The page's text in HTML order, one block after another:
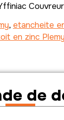
, etancheite
en zinc
de